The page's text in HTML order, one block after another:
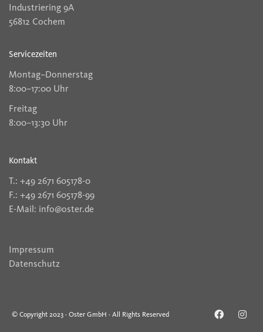
Industriering 9A
56812 Cochem
Servicezeiten
Montag–Donnerstag
8:00–17:00 Uhr
Freitag
8:00–13:30 Uhr
Kontakt
T.: +49 2671 605178-0
F.: +49 2671 605178-99
E-Mail: info@oster.de
Impressum
Datenschutz
© Copyright 2023 · Oster GmbH · All Rights Reserved